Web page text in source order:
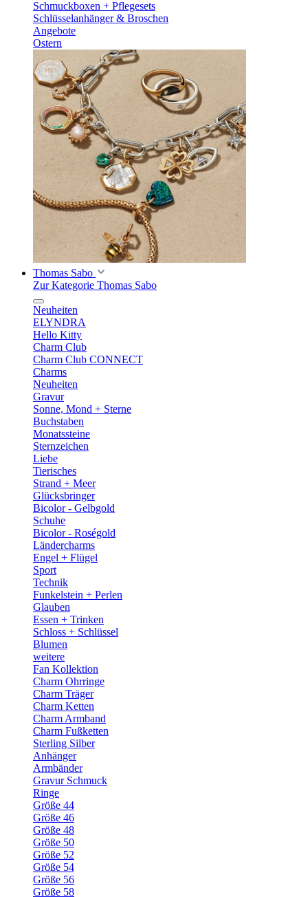
Schmuckboxen + Pflegesets
Schlüsselanhänger & Broschen
Angebote
Ostern
Thomas Sabo
Zur Kategorie Thomas Sabo
Neuheiten
ELYNDRA
Hello Kitty
Charm Club
Charm Club CONNECT
Charms
Neuheiten
Gravur
Sonne, Mond + Sterne
Buchstaben
Monatssteine
Sternzeichen
Liebe
Tierisches
Strand + Meer
Glücksbringer
Bicolor - Gelbgold
Schuhe
Bicolor - Roségold
Ländercharms
Engel + Flügel
Sport
Technik
Funkelstein + Perlen
Glauben
Essen + Trinken
Schloss + Schlüssel
Blumen
weitere
Fan Kollektion
Charm Ohrringe
Charm Träger
Charm Ketten
Charm Armband
Charm Fußketten
Sterling Silber
Anhänger
Armbänder
Gravur Schmuck
Ringe
Größe 44
Größe 46
Größe 48
Größe 50
Größe 52
Größe 54
Größe 56
Größe 58